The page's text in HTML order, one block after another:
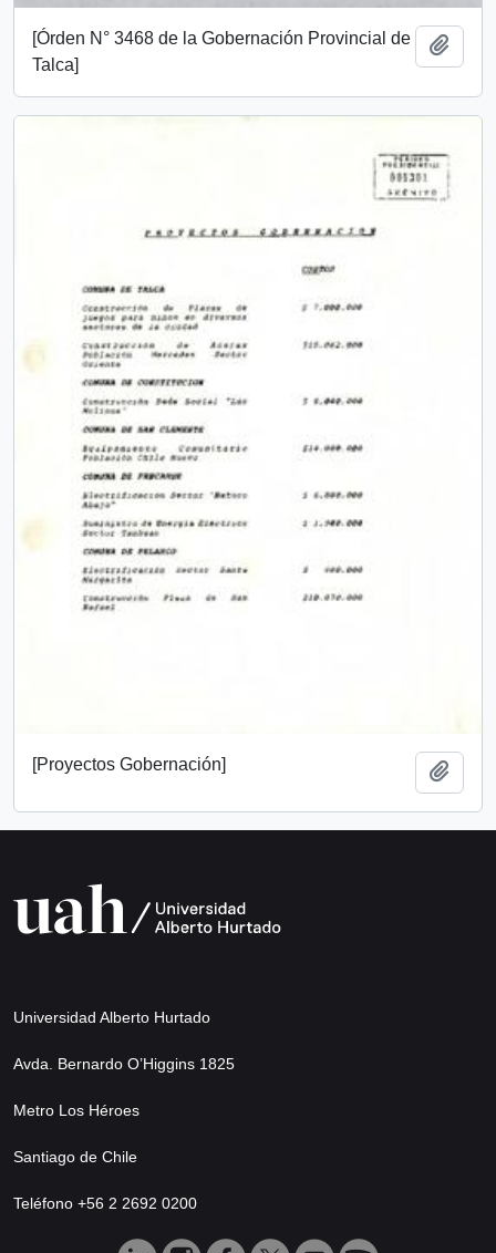
[Órden N° 3468 de la Gobernación Provincial de
Talca]
[Proyectos Gobernación]
Universidad Alberto Hurtado
Avda. Bernardo O’Higgins 1825
Metro Los Héroes
Santiago de Chile
Teléfono +56 2 2692 0200